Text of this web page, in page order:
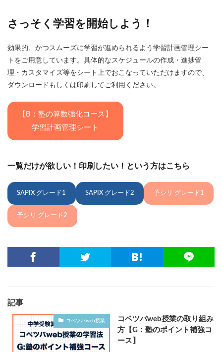
さっそく学習を開始しよう！
効果的、かつスムーズに学習が進められるよう学習計画管理シー
トをご用意しています。具体的なスケジュールの作成・進捗管
理・カスタマイズ等をシート上でおこなっていただけますので、
ダウンロードもしくは印刷してご利用ください。
【B：塾の算数強化コース】
学習計画管理シート
一覧だけが欲しい！印刷したい！という方はこちら
SAPIX グレード1 SAPIX グレード2 予シリ グレード1
予シリ グレード2
記事
コベツバweb授業
コベツバweb授業の取り組み
方【G：塾のポイント補強コ
ース】